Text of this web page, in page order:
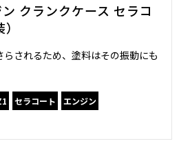
クランクケース セラコ
されるため、塗料はその振動にも
セラコート
エンジン